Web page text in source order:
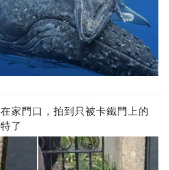
家門口，拍到只被卡鐵門上的
了